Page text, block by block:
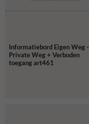
Informatiebord Eigen Weg -
Private Weg + Verboden
toegang art461